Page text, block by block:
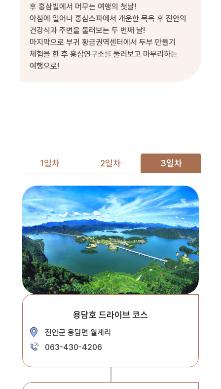
후 홍삼빌에서 머무는 여행의 첫날!
아침에 일어나 홍삼스파에서 개운한 목욕 후 진안의
건강식과 주변을 둘러보는 두 번째 날!
마지막으로 부귀 황금권역센터에서 두부 만들기
체험을 한 후 홍삼연구소를 둘러보고 마무리하는
여행으로!
1일차 2일차 3일차
용담호 드라이브 코스
진안군 용담면 월계리
063-430-4206